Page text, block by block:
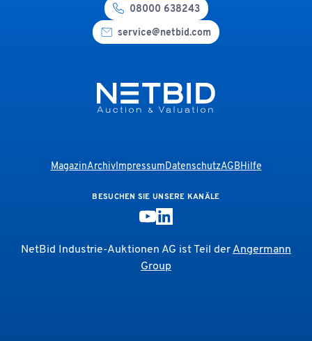
08000 638243
service@netbid.com
MagazinArchivImpressumDatenschutzAGBHilfe
BESUCHEN SIE UNSERE KANÄLE
NetBid Industrie-Auktionen AG ist Teil derAngermann
Group